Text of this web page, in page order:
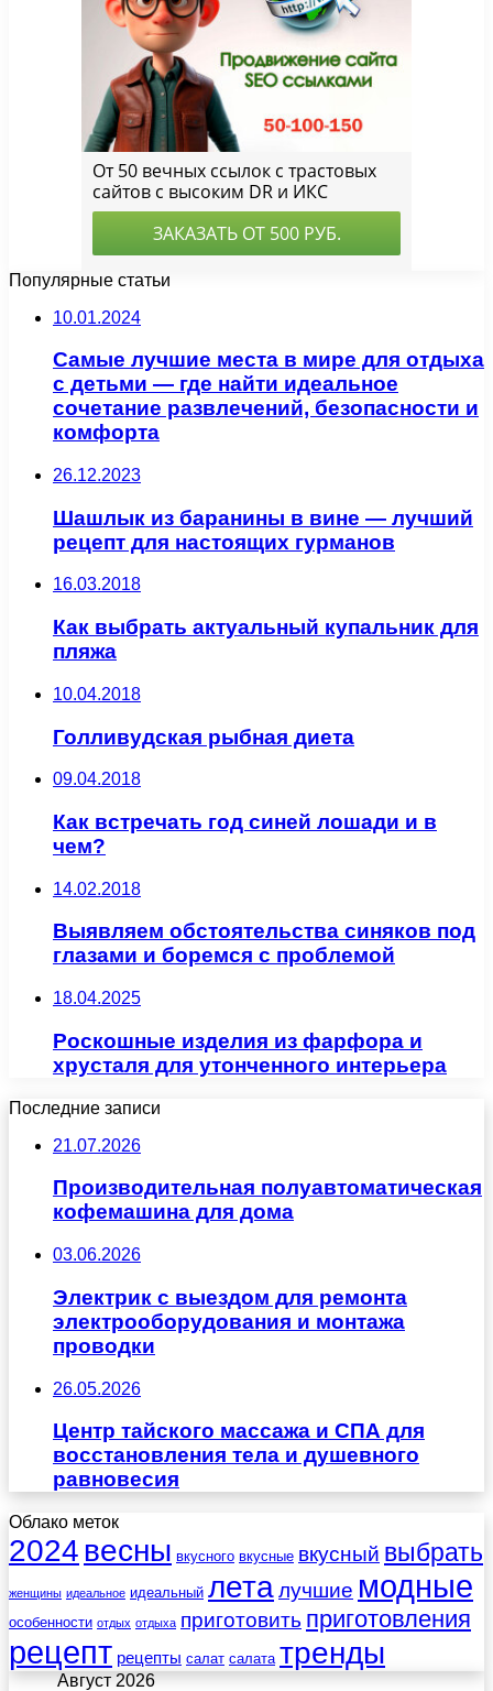
Популярные статьи
10.01.2024
Самые лучшие места в мире для отдыха
с детьми — где найти идеальное
сочетание развлечений, безопасности и
комфорта
26.12.2023
Шашлык из баранины в вине — лучший
рецепт для настоящих гурманов
16.03.2018
Как выбрать актуальный купальник для
пляжа
10.04.2018
Голливудская рыбная диета
09.04.2018
Как встречать год синей лошади и в
чем?
14.02.2018
Выявляем обстоятельства синяков под
глазами и боремся с проблемой
18.04.2025
Роскошные изделия из фарфора и
хрусталя для утонченного интерьера
Последние записи
21.07.2026
Производительная полуавтоматическая
кофемашина для дома
03.06.2026
Электрик с выездом для ремонта
электрооборудования и монтажа
проводки
26.05.2026
Центр тайского массажа и СПА для
восстановления тела и душевного
равновесия
Облако меток
2024 весны вкусного вкусные вкусный выбрать
женщины идеальное идеальный леталучшие модные
особенности отдых отдыха приготовить приготовления
рецепт рецепты салат салата тренды
Август 2026